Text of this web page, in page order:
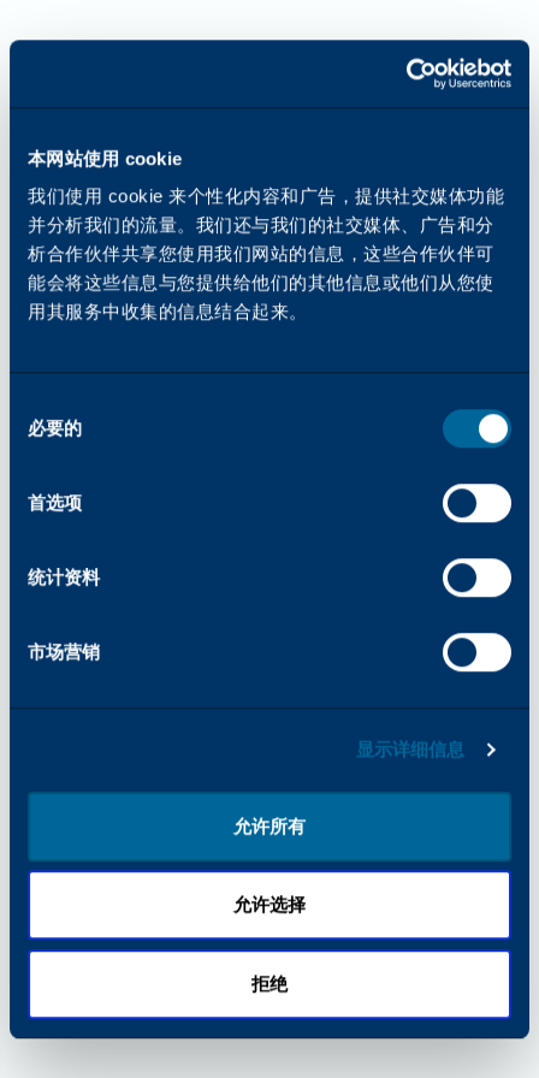
本网站使用 cookie
我们使用 cookie 来个性化内容和广告，提供社交媒体功能
并分析我们的流量。我们还与我们的社交媒体、广告和分
析合作伙伴共享您使用我们网站的信息，这些合作伙伴可
能会将这些信息与您提供给他们的其他信息或他们从您使
用其服务中收集的信息结合起来。
必要的
首选项
统计资料
市场营销
显示详细信息
允许所有
允许选择
拒绝
应用程序错误：加载 katun.com 时发生客户端异常（更多信息请查看